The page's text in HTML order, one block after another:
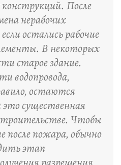
После
нерабочих
остались рабочие
В некоторых
старое здание.
водопровода,
остаются
существенная
Чтобы
после пожара, обычно
этап